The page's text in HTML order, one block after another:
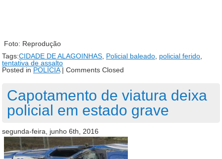
Foto: Reprodução
Tags:CIDADE DE ALAGOINHAS Policial baleado policial ferido
tentativa de assalto
Posted in POLÍCIA| Comments Closed
Capotamento de viatura deixa
policial em estado grave
segunda-feira, junho 6th, 2016